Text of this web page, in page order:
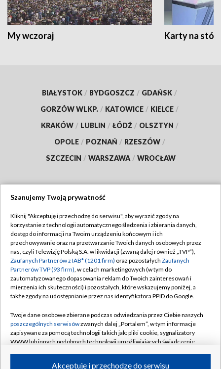
My wczoraj Karty na
BIAŁYSTOK / BYDGOSZCZ / GDAŃSK /
GORZÓW WLKP. / KATOWICE / KIELCE /
KRAKÓW / LUBLIN / ŁÓDŹ / OLSZTYN /
OPOLE / POZNAŃ / RZESZÓW /
SZCZECIN / WARSZAWA / WROCŁAW
TVP
Abonament TVP
Emisja w TVP
Centrum informacji TVP
Naziemna Telewizja Cyfrowa
Rada Programowa
System NOS
Informacje o nadawcy
Regulamin TVP
Polityka prywatności
Moje zgody
Pomoc
Kontakt
Kanały
Szanujemy Twoją prywatność
Kliknij "Akceptuję i przechodzę do serwisu", aby wyrazić zgody na
korzystanie z technologii automatycznego śledzenia i zbierania danych,
dostęp do informacji na Twoim urządzeniu końcowym i ich
przechowywanie oraz na przetwarzanie Twoich danych osobowych przez
nas, czyli Telewizję Polską S.A. w likwidacji (zwaną dalej również „TVP”),
Zaufanych Partnerów z IAB* (1201 firm) oraz pozostałych Zaufanych
Partnerów TVP (93 firm), w celach marketingowych (w tym do
zautomatyzowanego dopasowania reklam do Twoich zainteresowań i
mierzenia ich skuteczności) i pozostałych, które wskazujemy poniżej, a
także zgody na udostępnianie przez nas identyfikatora PPID do Google.
Twoje dane osobowe zbierane podczas odwiedzania przez Ciebie naszych
poszczególnych serwisówzwanych dalej „Portalem”, w tym informacje
zapisywane za pomocą technologii takich jak: pliki cookie, sygnalizatory
WWW lub innych podobnych technologii umożliwiających świadczenie
Akceptuję i przechodzę do serwisu